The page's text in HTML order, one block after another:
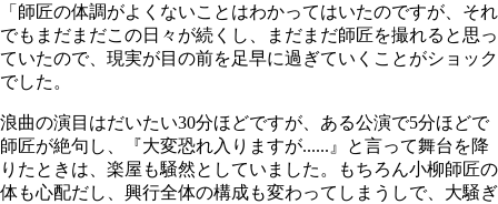
「師匠の体調がよくないことはわかってはいたのですが、それ
でもまだまだこの日々が続くし、まだまだ師匠を撮れると思っ
ていたので、現実が目の前を足早に過ぎていくことがショック
でした。
浪曲の演目はだいたい30分ほどですが、ある公演で5分ほどで
師匠が絶句し、『大変恐れ入りますが......』と言って舞台を降
りたときは、楽屋も騒然としていました。もちろん小柳師匠の
体も心配だし、興行全体の構成も変わってしまうしで、大騒ぎ